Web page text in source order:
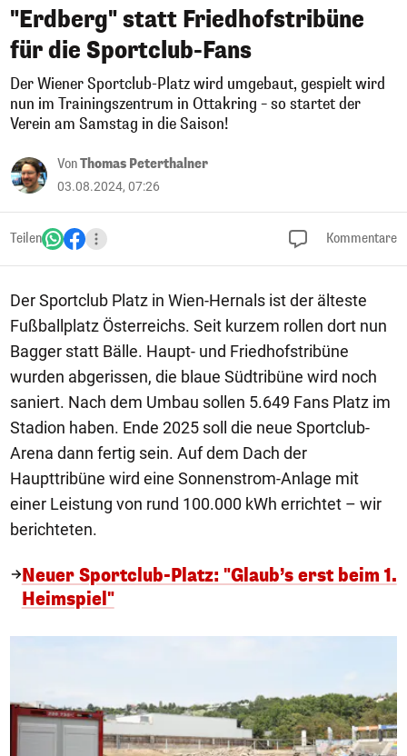
"Erdberg" statt Friedhofstribüne
für die Sportclub-Fans
Der Wiener Sportclub-Platz wird umgebaut, gespielt wird
nun im Trainingszentrum in Ottakring – so startet der
Verein am Samstag in die Saison!
VonThomas Peterthalner
03.08.2024, 07:26
Teilen Kommentare
Der Sportclub Platz in Wien-Hernals ist der älteste
Fußballplatz Österreichs. Seit kurzem rollen dort nun
Bagger statt Bälle. Haupt- und Friedhofstribüne
wurden abgerissen, die blaue Südtribüne wird noch
saniert. Nach dem Umbau sollen 5.649 Fans Platz im
Stadion haben. Ende 2025 soll die neue Sportclub-
Arena dann fertig sein. Auf dem Dach der
Haupttribüne wird eine Sonnenstrom-Anlage mit
einer Leistung von rund 100.000 kWh errichtet – wir
berichteten.
Neuer Sportclub-Platz: "Glaub’s erst beim 1.
Heimspiel"